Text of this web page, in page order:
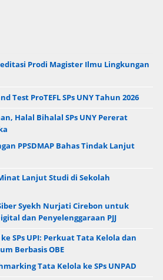
Prodi Magister Ilmu Lingkungan
Test ProTEFL SPs UNY Tahun 2026
Halal Bihalal SPs UNY Pererat
PPSDMAP Bahas Tindak Lanjut
Lanjut Studi di Sekolah
Syekh Nurjati Cirebon untuk
dan Penyelenggaraan PJJ
SPs UPI: Perkuat Tata Kelola dan
Berbasis OBE
Tata Kelola ke SPs UNPAD